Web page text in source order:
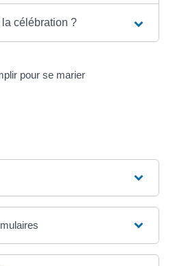
célébration ?
pour se marier